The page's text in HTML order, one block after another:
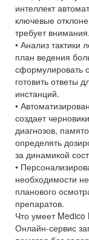
интеллект
ключевые
требует внимания.
• Анализ тактики
план ведения
сформулировать
готовить ответы
инстанций.
•
создает
диагнозов,
определять
за динамикой
•
необходимости
планового
препаратов.
Что умеет
Онлайн-сервис